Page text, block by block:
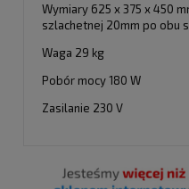
Wymiary 625 x 375 x 450
szlachetnej 20mm po obu
Waga 29 kg
Pobór mocy 180 W
Zasilanie 230 V